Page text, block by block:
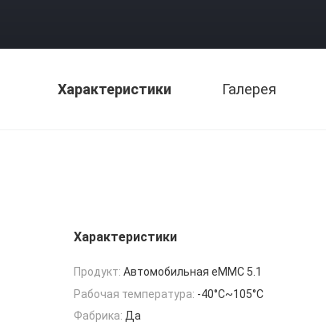
Характеристики Галерея
Характеристики
Продукт: Автомобильная eMMC 5.1
Рабочая температура: -40°C~105°C
Фабрика: Да